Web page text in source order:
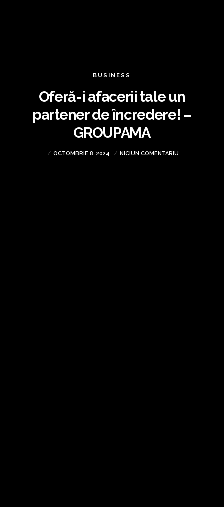
BUSINESS
Oferă-i afacerii tale un
partener de încredere! –
GROUPAMA
OCTOMBRIE 8, 2024 NICIUN COMENTARIU